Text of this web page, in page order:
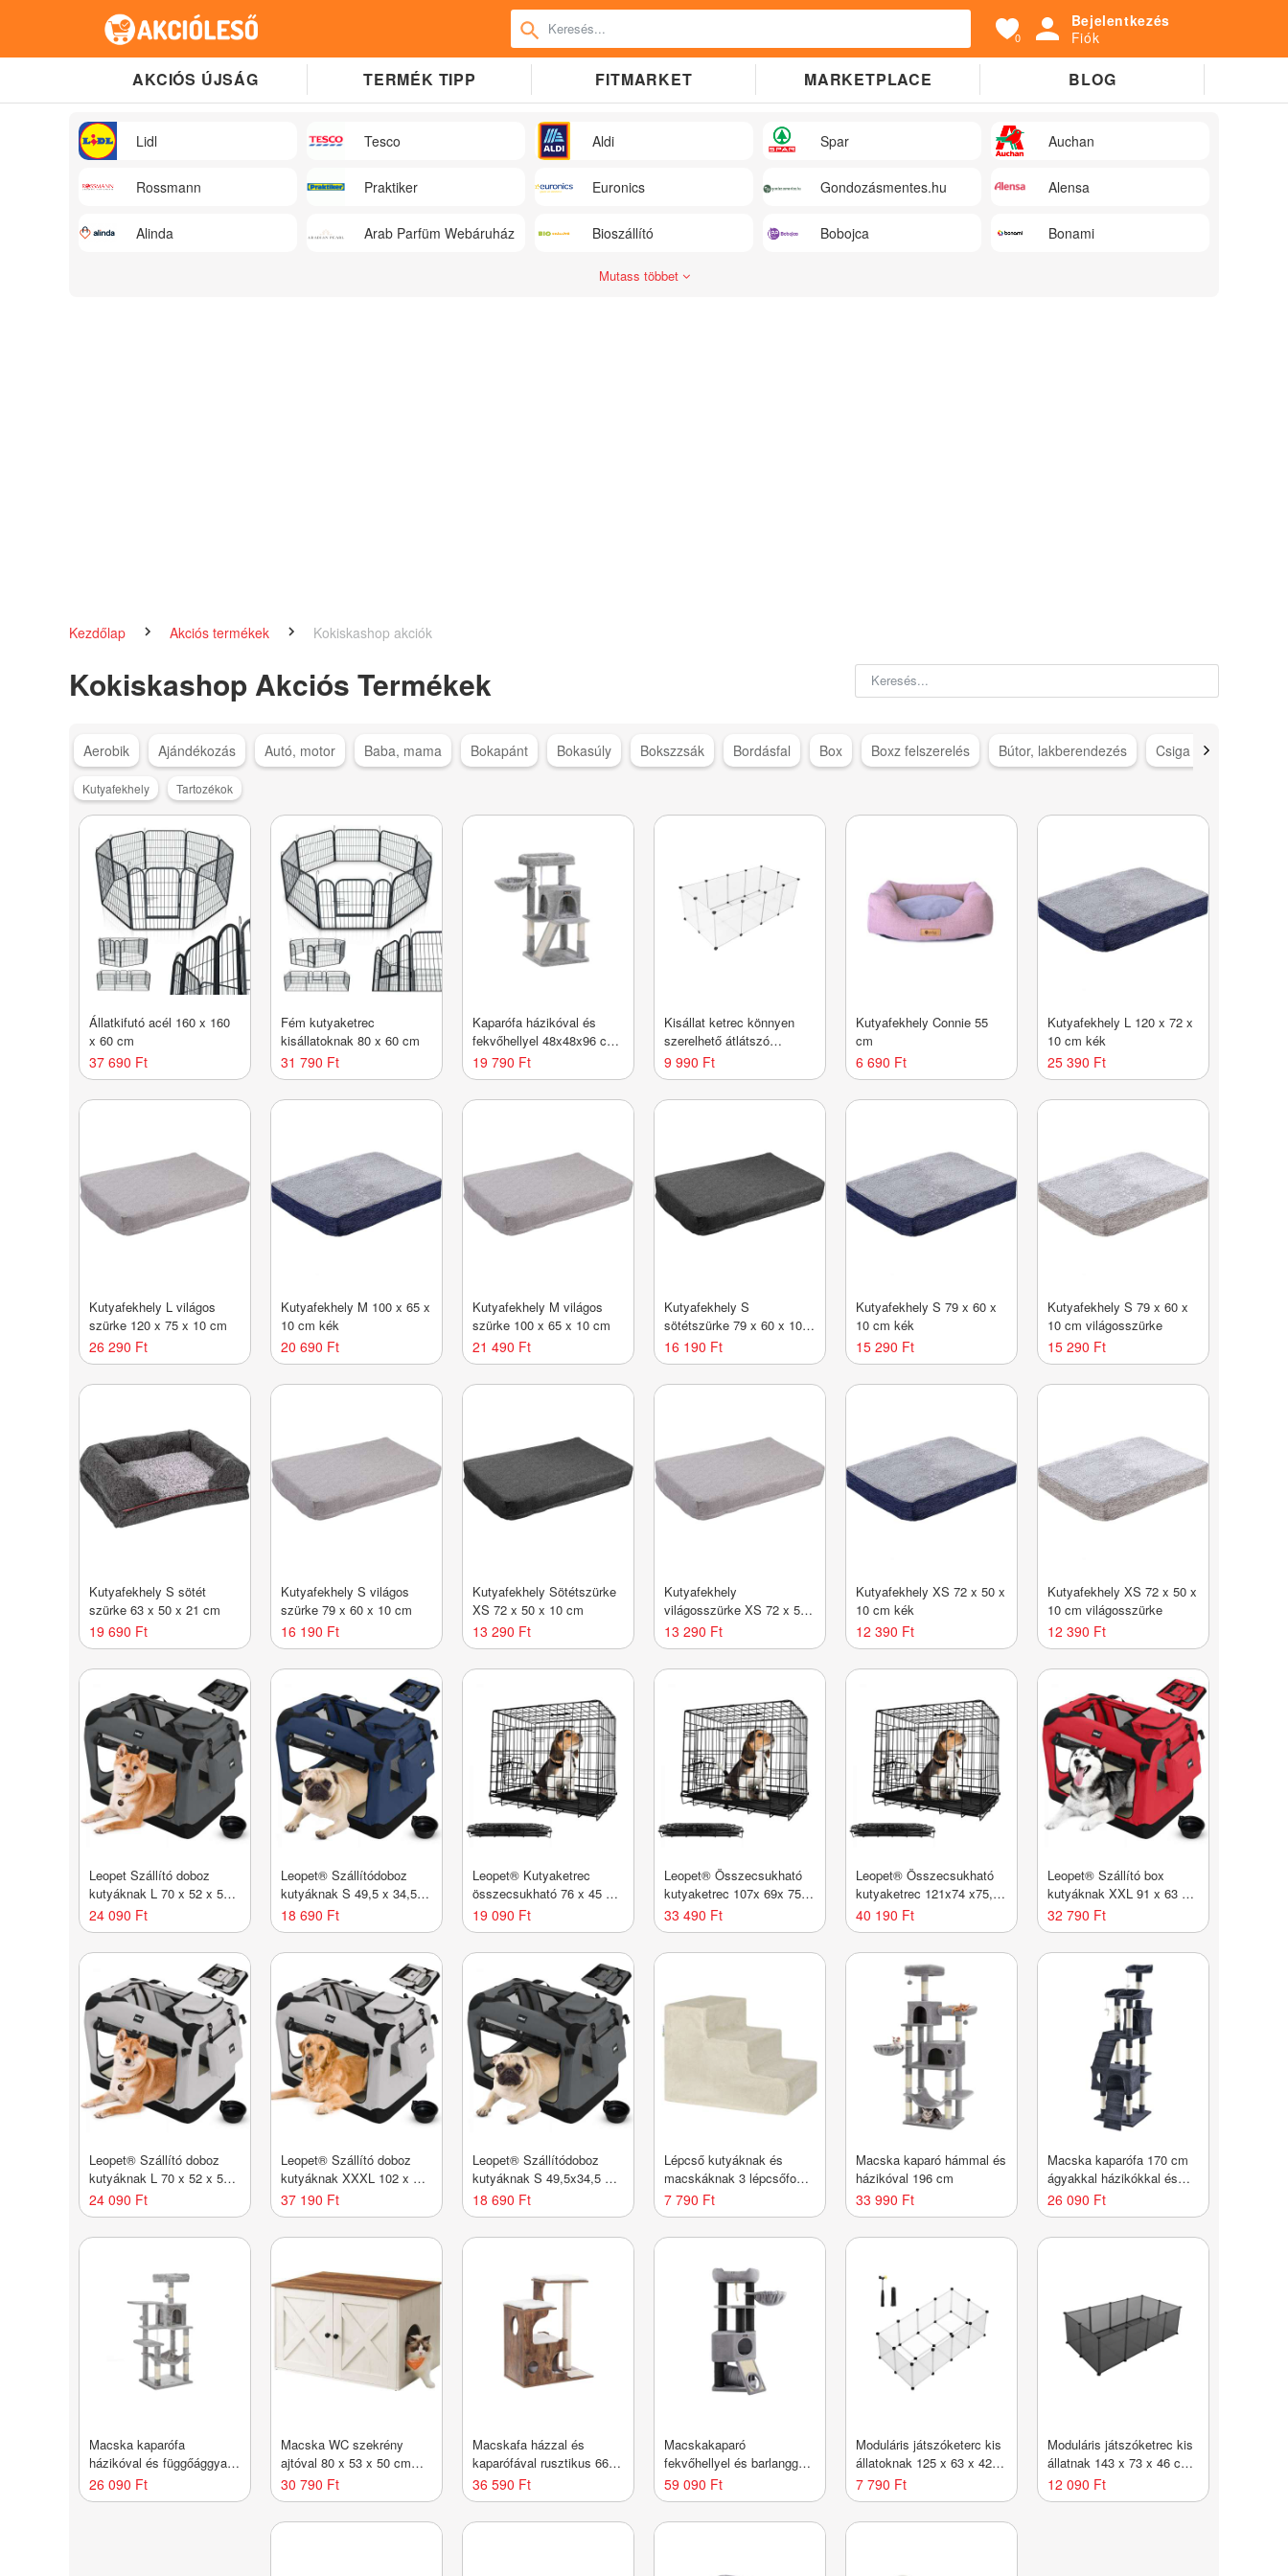
0
Bejelentkezés
Fiók
AKCIÓS ÚJSÁG TERMÉK TIPP FITMARKET MARKETPLACE BLOG
Lidl Tesco Aldi Spar Auchan
Rossmann Praktiker Euronics Gondozásmentes.hu Alensa
Alinda Arab Parfüm Webáruház Bioszállító Bobojca Bonami
Mutass többet
Kezdőlap Akciós termékek Kokiskashop akciók
Kokiskashop Akciós Termékek
Aerobik Ajándékozás Autó, motor Baba, mama Bokapánt Bokasúly Bokszzsák Bordásfal Box Boxz felszerelés Bútor, lakberendezés Csiga gép kiegészítő
Kutyafekhely Tartozékok
Állatkifutó acél 160 x 160
x 60 cm
37 690 Ft
Fém kutyaketrec
kisállatoknak 80 x 60 cm
31 790 Ft
Kaparófa házikóval és
fekvőhellyel 48x48x96 cm
világosszürk
19 790 Ft
Kisállat ketrec könnyen
szerelhető átlátszó
143×73×46 cm
9 990 Ft
Kutyafekhely Connie 55
cm
6 690 Ft
Kutyafekhely L 120 x 72 x
10 cm kék
25 390 Ft
Kutyafekhely L világos
szürke 120 x 75 x 10 cm
26 290 Ft
Kutyafekhely M 100 x 65 x
10 cm kék
20 690 Ft
Kutyafekhely M világos
szürke 100 x 65 x 10 cm
21 490 Ft
Kutyafekhely S
sötétszürke 79 x 60 x 10
cm
16 190 Ft
Kutyafekhely S 79 x 60 x
10 cm kék
15 290 Ft
Kutyafekhely S 79 x 60 x
10 cm világosszürke
15 290 Ft
Kutyafekhely S sötét
szürke 63 x 50 x 21 cm
19 690 Ft
Kutyafekhely S világos
szürke 79 x 60 x 10 cm
16 190 Ft
Kutyafekhely Sötétszürke
XS 72 x 50 x 10 cm
13 290 Ft
Kutyafekhely
világosszürke XS 72 x 50
x 10 cm
13 290 Ft
Kutyafekhely XS 72 x 50 x
10 cm kék
12 390 Ft
Kutyafekhely XS 72 x 50 x
10 cm világosszürke
12 390 Ft
Leopet Szállító doboz
kutyáknak L 70 x 52 x 52
cm antracit
24 090 Ft
Leopet® Szállítódoboz
kutyáknak S 49,5 x 34,5 x
35 cm kék
18 690 Ft
Leopet® Kutyaketrec
összecsukható 76 x 45 x
51,5 cm M fekete
19 090 Ft
Leopet® Összecsukható
kutyaketrec 107x 69x 75,5
cm XL fekete
33 490 Ft
Leopet® Összecsukható
kutyaketrec 121x74 x75,5
cm XXL fekete
40 190 Ft
Leopet® Szállító box
kutyáknak XXL 91 x 63 x
63 cm piros
32 790 Ft
Leopet® Szállító doboz
kutyáknak L 70 x 52 x 52
cm szürke
24 090 Ft
Leopet® Szállító doboz
kutyáknak XXXL 102 x 69
x 69cm szürke
37 190 Ft
Leopet® Szállítódoboz
kutyáknak S 49,5x34,5 x
35 cm antracit
18 690 Ft
Lépcső kutyáknak és
macskáknak 3 lépcsőfok
puha bézs
7 790 Ft
Macska kaparó hámmal és
házikóval 196 cm
33 990 Ft
Macska kaparófa 170 cm
ágyakkal házikókkal és
oszlopokkal
26 090 Ft
Macska kaparófa
házikóval és függőággyal
világos szürke 143
26 090 Ft
Macska WC szekrény
ajtóval 80 x 53 x 50 cm
fehér-barna
30 790 Ft
Macskafa házzal és
kaparófával rusztikus 66 ×
42 × 88 cm
36 590 Ft
Macskakaparó
fekvőhellyel és barlanggal
szürke
59 090 Ft
Moduláris játszóketerc kis
állatoknak 125 x 63 x 42
cm
7 790 Ft
Moduláris játszóketrec kis
állatnak 143 x 73 x 46 cm
szürke
12 090 Ft